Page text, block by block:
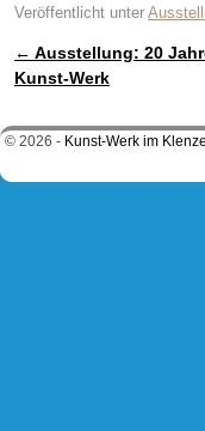
Veröffentlicht unter
Artikelnavigation
← Ausstellung: 20
Kunst-Werk
© 2026 - Kunst-Werk im